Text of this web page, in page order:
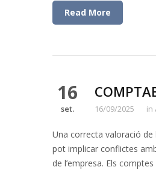
Read More
16
set. 16/09/2025 in
Una correcta valoració de
pot implicar conflictes
de l’empresa. Els